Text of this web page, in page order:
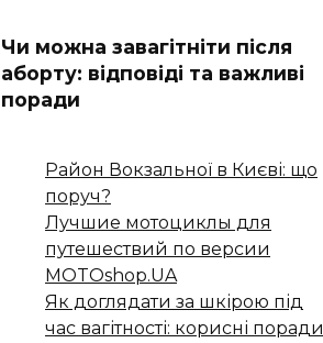
Чи можна завагітніти після
аборту: відповіді та важливі
поради
Район Вокзальної в Києві: що
поруч?
Лучшие мотоциклы для
путешествий по версии
MOTOshop.UA
Як доглядати за шкірою під
час вагітності: корисні поради